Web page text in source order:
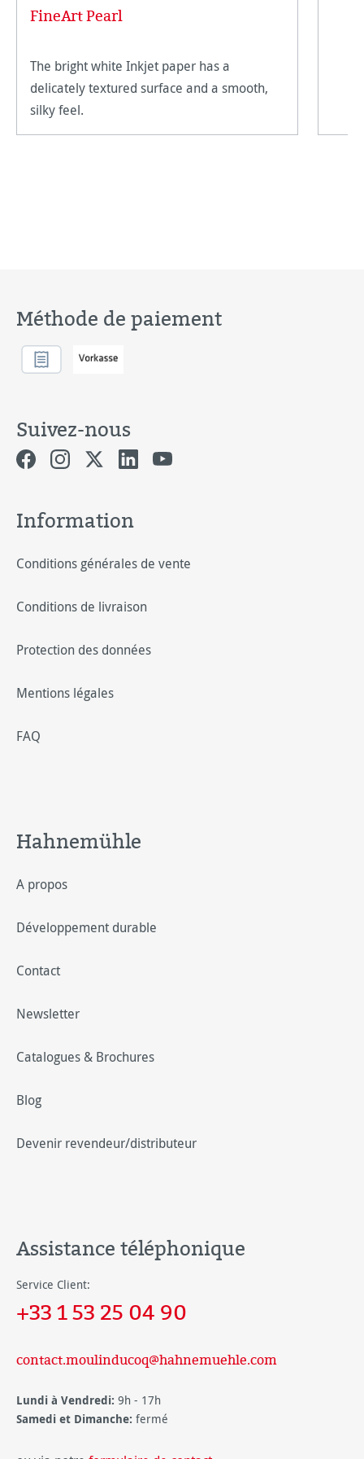
FineArt Pearl
The bright white Inkjet paper has a
delicately textured surface and a smooth,
silky feel.
Méthode de paiement
Suivez-nous
Information
Conditions générales de vente
Conditions de livraison
Protection des données
Mentions légales
FAQ
Hahnemühle
A propos
Développement durable
Contact
Newsletter
Catalogues & Brochures
Blog
Devenir revendeur/distributeur
Assistance téléphonique
Service Client:
+33 1 53 25 04 90
contact.moulinducoq@hahnemuehle.com
Lundi à Vendredi: 9h - 17h
Samedi et Dimanche: fermé